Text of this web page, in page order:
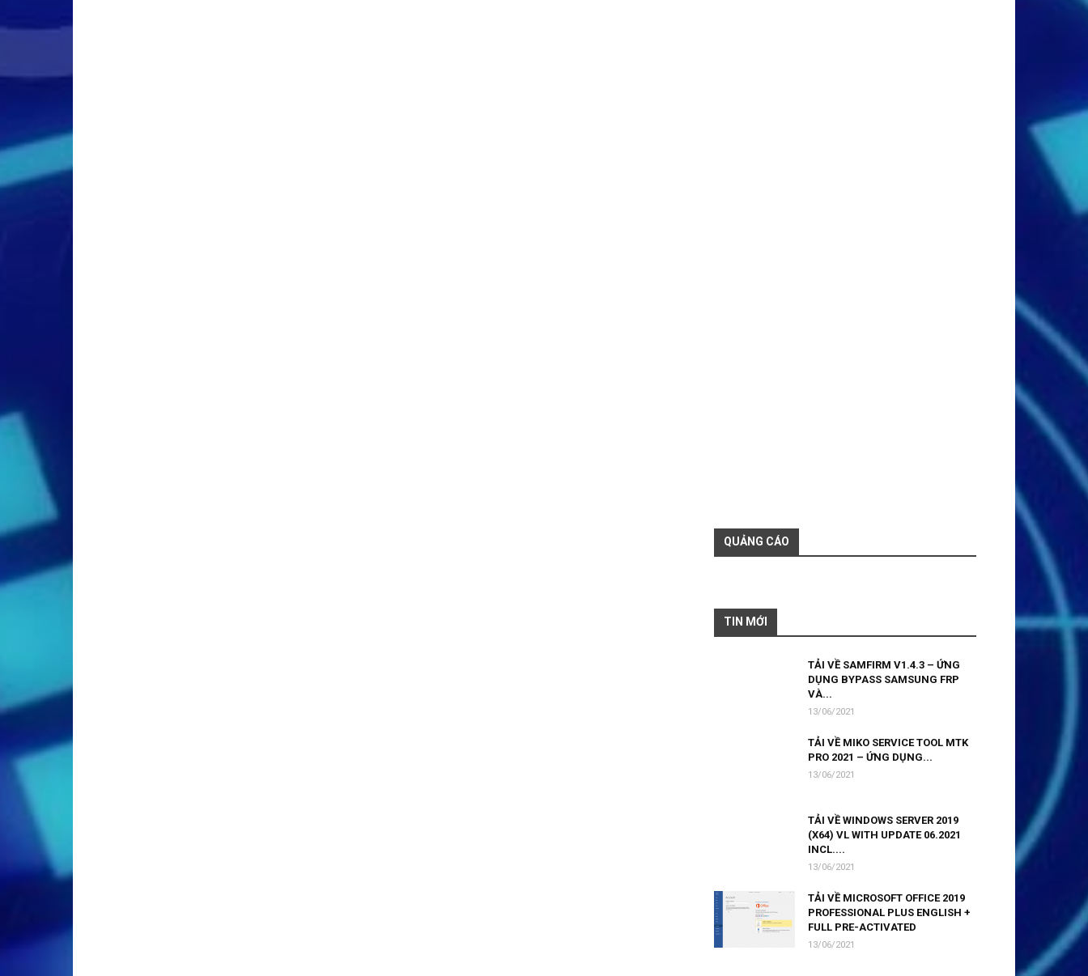
QUẢNG CÁO
TIN MỚI
TẢI VỀ SAMFIRM V1.4.3 – ỨNG
DỤNG BYPASS SAMSUNG FRP
VÀ...
13/06/2021
TẢI VỀ MIKO SERVICE TOOL MTK
PRO 2021 – ỨNG DỤNG...
13/06/2021
TẢI VỀ WINDOWS SERVER 2019
(X64) VL WITH UPDATE 06.2021
INCL....
13/06/2021
TẢI VỀ MICROSOFT OFFICE 2019
PROFESSIONAL PLUS ENGLISH +
FULL PRE-ACTIVATED
13/06/2021